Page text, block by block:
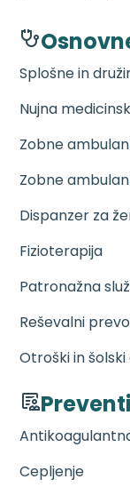
Splošne in
Nujna
Zobne
Zobne
Dispanzer za
Fizioterapija
Patronažna
Reševalni
Otroški in
Cepljenje